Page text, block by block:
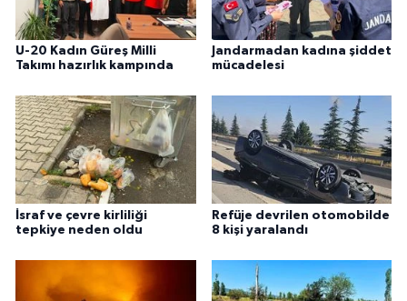
U-20 Kadın Güreş Milli
Takımı hazırlık kampında
Jandarmadan kadına şiddet
mücadelesi
İsraf ve çevre kirliliği
tepkiye neden oldu
Refüje devrilen otomobilde
8 kişi yaralandı